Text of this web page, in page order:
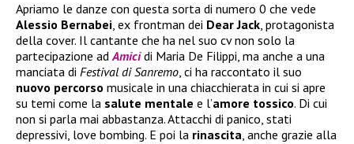
Apriamo le danze con questa sorta di numero 0 che vede
Alessio Bernabei, ex frontman dei Dear Jack, protagonista
della cover. Il cantante che ha nel suo cv non solo la
partecipazione adAmici di Maria De Filippi, ma anche a una
manciata di Festival di Sanremo, ci ha raccontato il suo
nuovo percorso musicale in una chiacchierata in cui si apre
su temi come la salute mentale e l’amore tossico. Di cui
non si parla mai abbastanza. Attacchi di panico, stati
depressivi, love bombing. E poi la rinascita, anche grazie alla